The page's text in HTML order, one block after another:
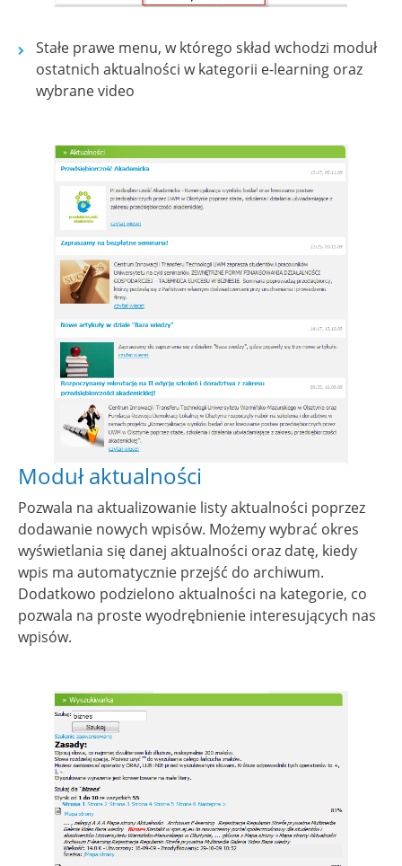
Stałe prawe menu, w którego skład wchodzi moduł
ostatnich aktualności w kategorii e-learning oraz
wybrane video
Show larger version for:
Moduł aktualności
Pozwala na aktualizowanie listy aktualności poprzez
dodawanie nowych wpisów. Możemy wybrać okres
wyświetlania się danej aktualności oraz datę, kiedy
wpis ma automatycznie przejść do archiwum.
Dodatkowo podzielono aktualności na kategorie, co
pozwala na proste wyodrębnienie interesujących nas
wpisów.
Show larger version for: